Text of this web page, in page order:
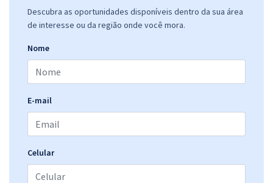
Descubra as oportunidades disponíveis dentro da sua área
de interesse ou da região onde você mora.
Nome
E-mail
Celular